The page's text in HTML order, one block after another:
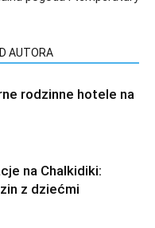
AUTORA
rodzinne hotele na
na Chalkidiki:
z dziećmi